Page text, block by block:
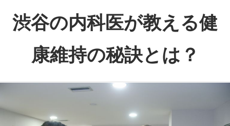
へ
キ
渋谷の内科医が教える健
康維持の秘訣とは？
心